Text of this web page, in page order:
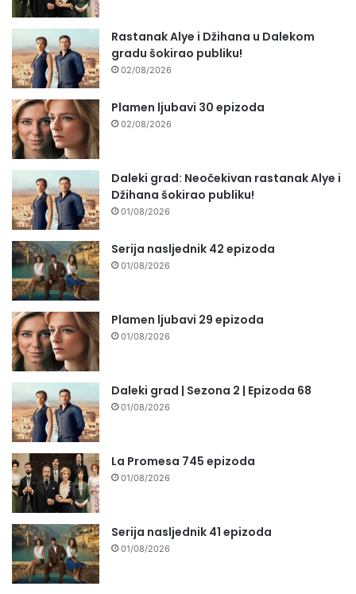
Rastanak Alye i Džihana u Dalekom
gradu šokirao publiku!
02/08/2026
Plamen ljubavi 30 epizoda
02/08/2026
Daleki grad: Neočekivan rastanak Alye i
Džihana šokirao publiku!
01/08/2026
Serija nasljednik 42 epizoda
01/08/2026
Plamen ljubavi 29 epizoda
01/08/2026
Daleki grad | Sezona 2 | Epizoda 68
01/08/2026
La Promesa 745 epizoda
01/08/2026
Serija nasljednik 41 epizoda
01/08/2026